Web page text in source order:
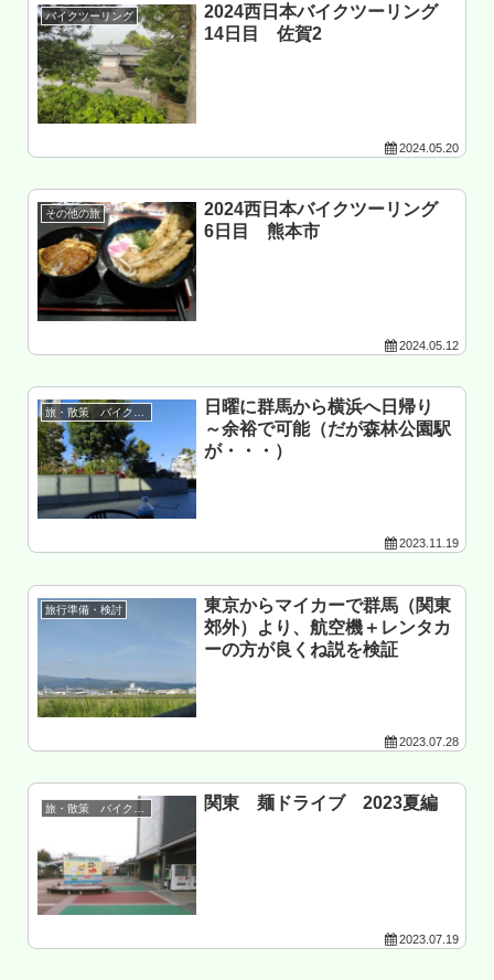
バイクツーリング
2024西日本バイクツーリング
14日目 佐賀2
2024.05.20
その他の旅
2024西日本バイクツーリング
6日目 熊本市
2024.05.12
日曜に群馬から横浜へ日帰り
～余裕で可能（だが森林公園駅
が・・・）
2023.11.19
旅行準備・検討
東京からマイカーで群馬（関東
郊外）より、航空機＋レンタカ
ーの方が良くね説を検証
2023.07.28
関東 麺ドライブ 2023夏編
2023.07.19